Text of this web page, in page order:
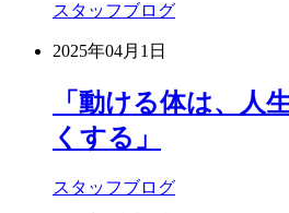
スタッフブログ
2025年04月1日
「動ける体は、人
くする」
スタッフブログ